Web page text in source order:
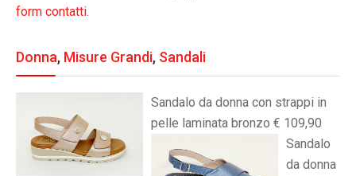
form contatti.
Donna, Misure Grandi, Sandali
Sandalo da donna con strappi in
pelle laminata bronzo € 109,90
Sandalo
da donna